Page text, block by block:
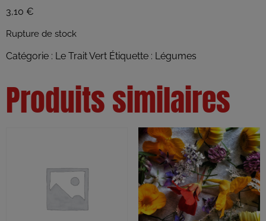
3,10 €
Rupture de stock
Catégorie : Le Trait Vert Étiquette : Légumes
Produits similaires